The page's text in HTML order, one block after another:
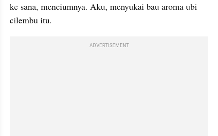
ke sana, menciumnya. Aku, menyukai bau aroma ubi
cilembu itu.
ADVERTISEMENT